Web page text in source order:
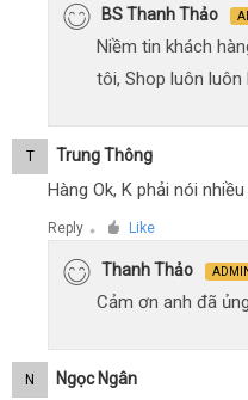
BS Thanh Thảo
Niềm tin khách
tôi, Shop luôn luôn
T Trung Thông
Hàng Ok, K phải nói nhiều
Reply ● Like
Thanh Thảo
Cảm ơn anh đã
N Ngọc Ngân